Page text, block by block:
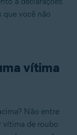
que você não
vítima
Não entre
vítima de roubo